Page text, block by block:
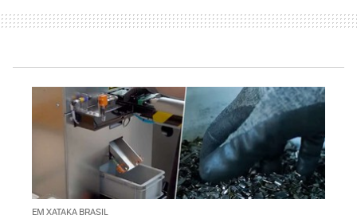
EM XATAKA BRASIL